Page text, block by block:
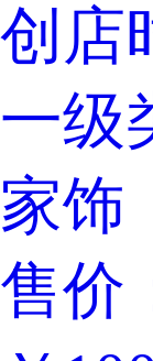
创店
一级
家饰
售价